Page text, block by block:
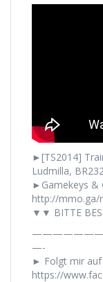
►[TS2014]
Ludmilla,
►Gamekeys &
http://mmo.ga/
▼▼ BITTE
—-
► Folgt mir auf
https://